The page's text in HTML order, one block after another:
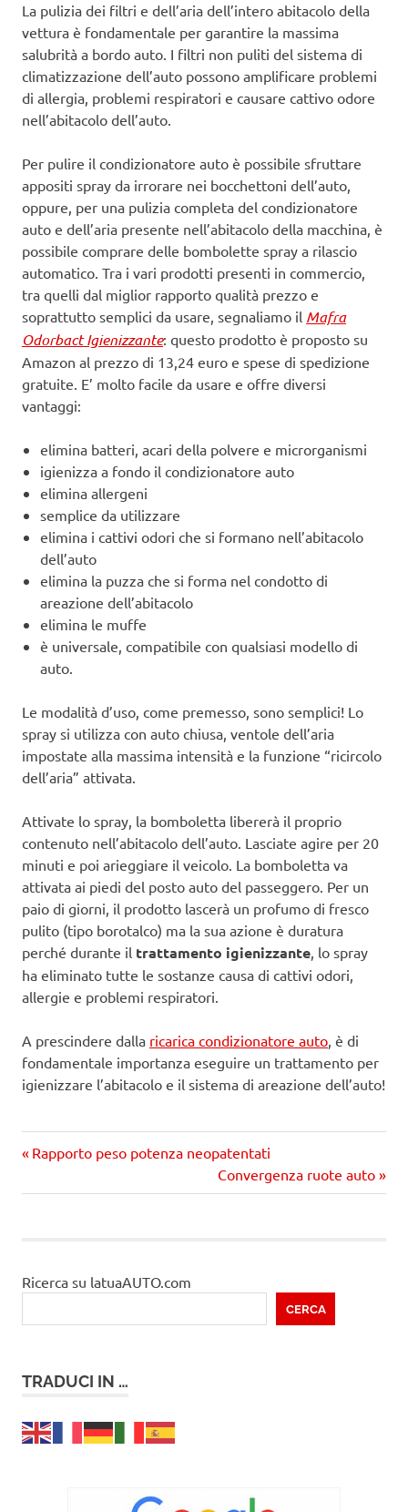
La pulizia dei filtri e dell’aria dell’intero abitacolo della
vettura è fondamentale per garantire la massima
salubrità a bordo auto. I filtri non puliti del sistema di
climatizzazione dell’auto possono amplificare problemi
di allergia, problemi respiratori e causare cattivo odore
nell’abitacolo dell’auto.
Per pulire il condizionatore auto è possibile sfruttare
appositi spray da irrorare nei bocchettoni dell’auto,
oppure, per una pulizia completa del condizionatore
auto e dell’aria presente nell’abitacolo della macchina, è
possibile comprare delle bombolette spray a rilascio
automatico. Tra i vari prodotti presenti in commercio,
tra quelli dal miglior rapporto qualità prezzo e
soprattutto semplici da usare, segnaliamo il Mafra
Odorbact Igienizzante: questo prodotto è proposto su
Amazon al prezzo di 13,24 euro e spese di spedizione
gratuite. E’ molto facile da usare e offre diversi
vantaggi:
elimina batteri, acari della polvere e microrganismi
igienizza a fondo il condizionatore auto
elimina allergeni
semplice da utilizzare
elimina i cattivi odori che si formano nell’abitacolo
dell’auto
elimina la puzza che si forma nel condotto di
areazione dell’abitacolo
elimina le muffe
è universale, compatibile con qualsiasi modello di
auto.
Le modalità d’uso, come premesso, sono semplici! Lo
spray si utilizza con auto chiusa, ventole dell’aria
impostate alla massima intensità e la funzione “ricircolo
dell’aria” attivata.
Attivate lo spray, la bomboletta libererà il proprio
contenuto nell’abitacolo dell’auto. Lasciate agire per 20
minuti e poi arieggiare il veicolo. La bomboletta va
attivata ai piedi del posto auto del passeggero. Per un
paio di giorni, il prodotto lascerà un profumo di fresco
pulito (tipo borotalco) ma la sua azione è duratura
perché durante il trattamento igienizzante, lo spray
ha eliminato tutte le sostanze causa di cattivi odori,
allergie e problemi respiratori.
A prescindere dalla ricarica condizionatore auto, è di
fondamentale importanza eseguire un trattamento per
igienizzare l’abitacolo e il sistema di areazione dell’auto!
Navigazione
articoli
Precedente
Rapporto peso potenza neopatentati
Prossimo
articolo
Convergenza ruote auto
Ricerca su latuaAUTO.com
CERCA
TRADUCI IN …